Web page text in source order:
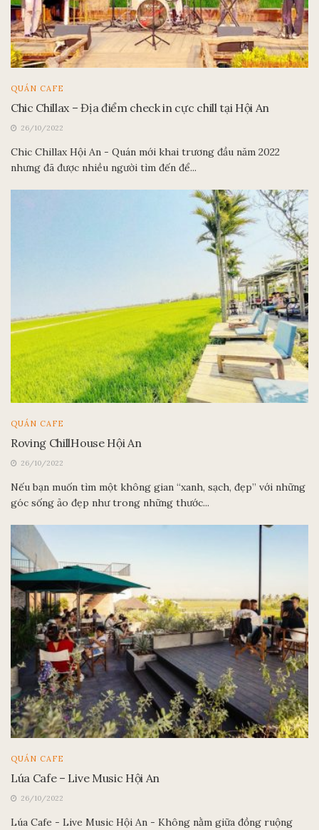
QUÁN CAFE
Chic Chillax – Địa điểm check in cực chill tại Hội An
26/10/2022
Chic Chillax Hội An - Quán mới khai trương đầu năm 2022
nhưng đã được nhiều người tìm đến để...
QUÁN CAFE
Roving ChillHouse Hội An
26/10/2022
Nếu bạn muốn tìm một không gian “xanh, sạch, đẹp” với những
góc sống ảo đẹp như trong những thước...
QUÁN CAFE
Lúa Cafe – Live Music Hội An
26/10/2022
Lúa Cafe - Live Music Hội An - Không nằm giữa đồng ruộng